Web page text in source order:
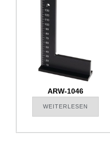
ARW-1046
WEITERLESEN